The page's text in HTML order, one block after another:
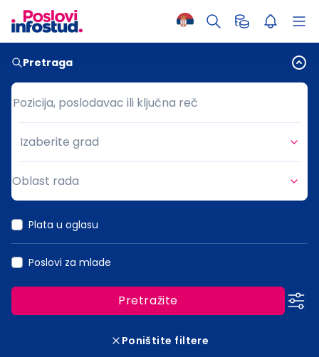
Pretraga
Pozicija, poslodavac ili ključna reč
Pozicija, poslodavac ili ključna reč
Grad
Izaberite grad
Oblast rada
Plata u oglasu
Poslovi za mlade
Pretražite
Poništite filtere